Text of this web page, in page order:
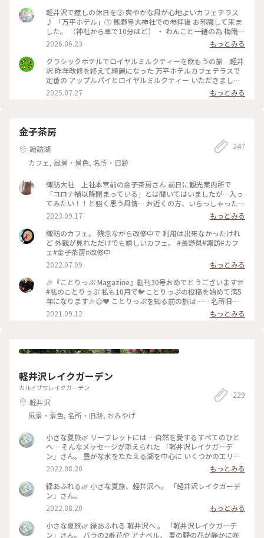
軽井沢で癒しの休日を③ 爽やかな風が心地よいカフェテラス
♪ 「万平ホテル」① 熊野皇大神社での参拝後 お邪魔して来ま
した。 （神社から車で10分ほど） ・ わんこと一緒の為 梅雨晴
れがほんとありがたく 軽井沢の爽やかな風を感じながら レモ
ンタルトとフルーツタルト おいしいティータイムに♡ ・ #軽
井沢 #万平ホテル#カフェテラス#万平ホテルカフェテラス
2026.06.23
もっとみる
クラシックホテルでロイヤルミルクティーを飲もうの旅 軽井
沢 昨年改修を終えて綺麗になった 万平ホテルカフェテラスで
定番の アップルパイとロイヤルミルクティー いただきました
かのジョン・レノン直伝といわれる ロイヤルミルクティーは
ミルクの マイルドさがありながらもスッキリと 紅茶葉の香り
ッキー缶を自分へのお土産に 買いました 綺麗！可愛い！そし
て美味しい！ 高かったのに美味しくて1種類ずつ一気に 食べて
しまいました
2025.07.27 もっとみる
金子茶房
諏訪湖
カフェ, 風景・景色, 名所・旧跡
247
諏訪大社 上社本宮前の金子茶房さん 前日に観光案内所で
「コロナ禍以降閉まっている」とは聞いてはいましたが…入っ
てみたい！！と強く思う風情… お近くの方、いらっしゃった
ら、再開の時、お知らそいただけたら嬉しいです♥️ #諏訪 #諏
訪大社 #諏訪湖
2023.09.17
もっとみる
諏訪のカフェ。 残念ながら改修中で 利用は出来なかったけれ
ど 外観が見れただけでも嬉しいカフェ。 #長野県#諏訪#カフ
ェ#金子茶房#改修中
2022.07.09
もっとみる
🎉『ことりっぷ Magazine』創刊30号おめでとうございます🎊
#私のことりっぷ 私も10月で🐦️ことりっぷの投稿を始めて満5
年になります🎉😉❤️ ことりっぷを知る前の旅は…… 名所旧
跡、寺社、古道、祭……などを巡るのに忙しく、疲れるとお茶
しましょ……そんな旅でした。 ことりっぷを始めたばかりの
見られますよ(^_^)v ユーザーさんの投稿を見たときの衝撃🤩
にするなんて今までの旅にはなかったんですよ😆 それからの
旅は、素敵なカフェや食事処を旅の計画に入れることにしまし
チン接種が終了したので、これから活動開始です（~▽~＠）
♪♪♪ #諏訪大社上社本宮 #私のことりっぷ原点 #ここから旅
2021.09.12 もっとみる
軽井沢レイクガーデン
カルイザワレイクガーデン
軽井沢
風景・景色, 名所・旧跡, おみやげ
229
小さな夏旅🌿 リーフレットには …自然を愛するすべてのひと
へ… そんなメッセージが添えられた 「軽井沢レイクガーデ
ン」さん。 豊かな水をたたえる湖を中心に いくつかのエリア
のある 広い広いガーデン。 湖にかかる めがね橋や架け橋を渡
りながら、 夏の宿根草の咲く小道を 歩きながら、、 自然を心
いっぱい感じる ナチュラルガーデン。 途中の架け橋からの 青
空が映り込んだ眺めの 美しいこと。。 バラのシーズンの見事
さは… 想像するだけで 気持ちも華やぐ。 敷地内には、ショッ
プやカフェ レストランのあるマナーハウスも。。 #夏旅#軽井
沢#軽井沢レイクガーデン#ナチュラルガーデン#緑あふれる#
ゆるり花さんぽ#私のことりっぷ2022 #アートみたいな景色
2022.08.20
もっとみる
緑あふれる🌿 小さな夏旅、軽井沢へ。 「軽井沢レイクガーデ
ン」さん。
2022.08.20
もっとみる
小さな夏旅🌿 緑あふれる 軽井沢へ 。 「軽井沢レイクガーデ
ン」さん。 バラの2番花や アナベル、 夏の野の花が静かに咲